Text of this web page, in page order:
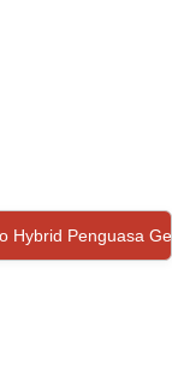
Gelar ‘Best